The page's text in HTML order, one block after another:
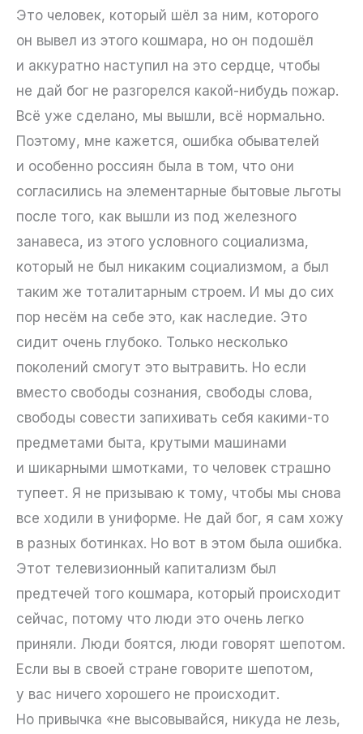
Это человек, который шёл за ним, которого
он вывел из этого кошмара, но он подошёл
и аккуратно наступил на это сердце, чтобы
не дай бог не разгорелся какой-нибудь пожар.
Всё уже сделано, мы вышли, всё нормально.
Поэтому, мне кажется, ошибка обывателей
и особенно россиян была в том, что они
согласились на элементарные бытовые льготы
после того, как вышли из под железного
занавеса, из этого условного социализма,
который не был никаким социализмом, а был
таким же тоталитарным строем. И мы до сих
пор несём на себе это, как наследие. Это
сидит очень глубоко. Только несколько
поколений смогут это вытравить. Но если
вместо свободы сознания, свободы слова,
свободы совести запихивать себя какими-то
предметами быта, крутыми машинами
и шикарными шмотками, то человек страшно
тупеет. Я не призываю к тому, чтобы мы снова
все ходили в униформе. Не дай бог, я сам хожу
в разных ботинках. Но вот в этом была ошибка.
Этот телевизионный капитализм был
предтечей того кошмара, который происходит
сейчас, потому что люди это очень легко
приняли. Люди боятся, люди говорят шепотом.
Если вы в своей стране говорите шепотом,
у вас ничего хорошего не происходит.
Но привычка «не высовывайся, никуда не лезь,